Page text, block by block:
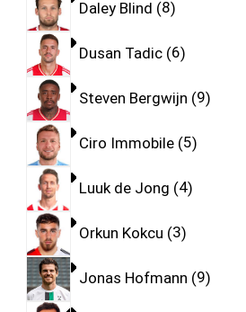
Daley Blind 8
Dusan Tadic 6
Steven Bergwijn 9
Ciro Immobile 5
Luuk de Jong 4
Orkun Kokcu 3
Jonas Hofmann 9